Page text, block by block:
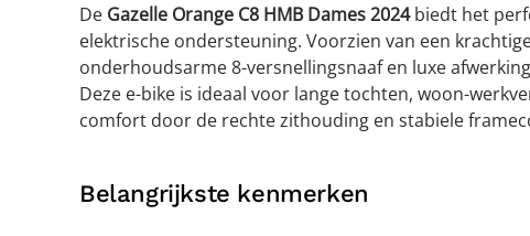
De Gazelle Orange C8 HMB Dames 2024biedt het
elektrische ondersteuning. Voorzien van een
onderhoudsarme 8-versnellingsnaaf en luxe
Deze e-bike is ideaal voor lange tochten, woon-
comfort door de rechte zithouding en stabiele
Belangrijkste kenmerken